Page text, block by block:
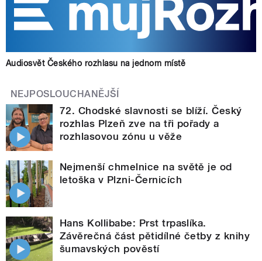
Audiosvět Českého rozhlasu na jednom místě
NEJPOSLOUCHANĚJŠÍ
72. Chodské slavnosti se blíží. Český
rozhlas Plzeň zve na tři pořady a
rozhlasovou zónu u věže
Nejmenší chmelnice na světě je od
letoška v Plzni-Černicích
Hans Kollibabe: Prst trpaslíka.
Závěrečná část pětidílné četby z knihy
šumavských pověstí